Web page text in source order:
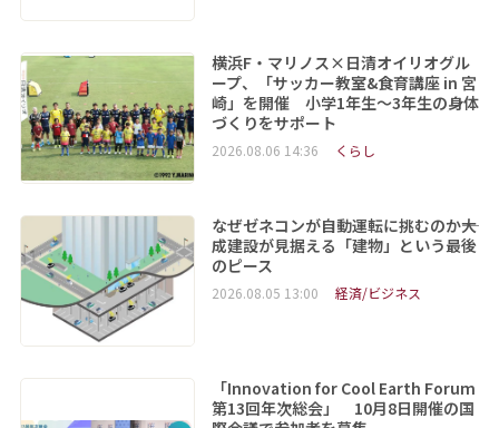
横浜F・マリノス×日清オイリオグル
ープ、「サッカー教室&食育講座 in 宮
崎」を開催 小学1年生～3年生の身体
づくりをサポート
2026.08.06 14:36 くらし
なぜゼネコンが自動運転に挑むのか――大
成建設が見据える「建物」という最後
のピース
2026.08.05 13:00 経済/ビジネス
「Innovation for Cool Earth Forum
第13回年次総会」 10月8日開催の国